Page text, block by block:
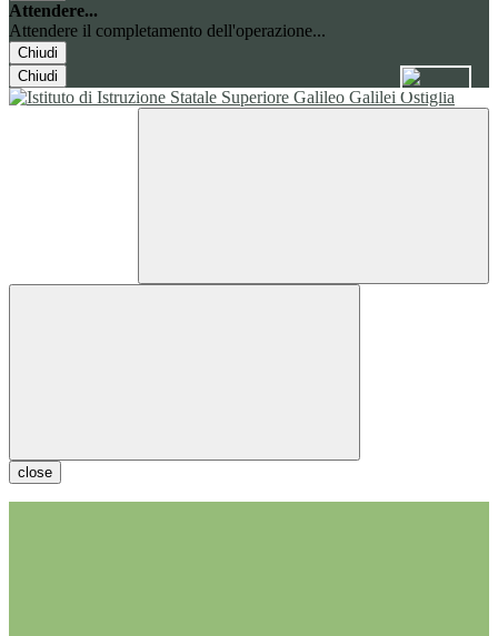
Attendere...
Attendere il completamento dell'operazione...
Chiudi
Chiudi
close